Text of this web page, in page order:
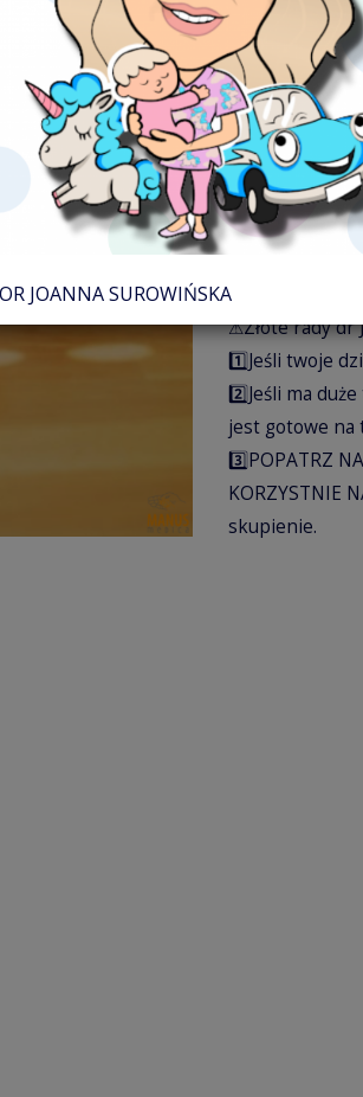
Kiedy ją
Od momentu
Myślę, że jest
relacji
przestrzeni.
Warto tak
miesięcy czy
milowy w
⚠Złote rady dr
1️⃣Jeśli twoje
2️⃣Jeśli ma
jest gotowe na
3️⃣POPATRZ
KORZYSTNIE
skupienie.
JOANNA SUROWIŃSKA